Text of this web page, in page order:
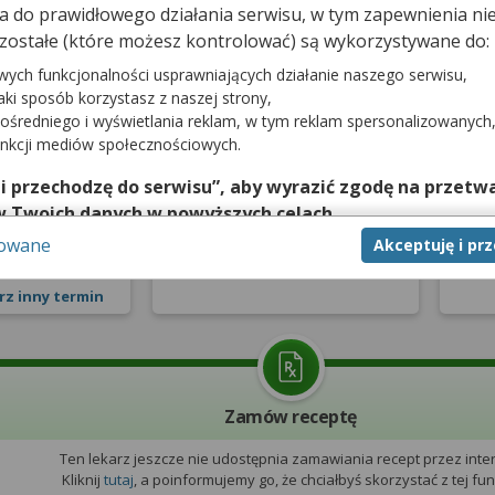
2026
dni
inny termin
Pierwsza wizyta NFZ
Lekarz nie udostępnia terminarza
z pierwszorazowymi wizytami
na NFZ
Zamów receptę
Ten lekarz jeszcze nie udostępnia zamawiania recept przez
Kliknijtutaj, a poinformujemy go, że chciałbyś skorzystać z tej
do prawidłowego działania serwisu, w tym zapewnienia
(które możesz kontrolować) są wykorzystywane do:
funkcjonalności usprawniających działanie naszego serwisu,
sposób korzystasz z naszej strony,
i wyświetlania reklam, w tym reklam spersonalizowanych,
mediów społecznościowych.
przechodzę do serwisu”, aby wyrazić zgodę na
danych w powyższych celach.
zgody jest dobrowolne, a wyrażoną zgodę możesz w
na przetwarzanie Twoich danych tylko w niektórych
lub chcesz przeprowadzić konfigurację szczegółową, to
temat wykorzystywania narzędzi zewnętrznych w naszym
Akceptuję i